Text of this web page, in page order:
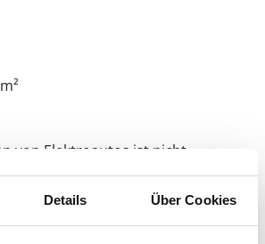
Details Über Cookies
von Elektroautos ist nicht